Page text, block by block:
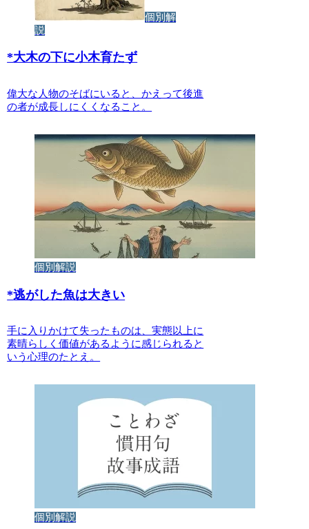
個別解
説
*大木の下に小木育たず
偉大な人物のそばにいると、かえって後進
の者が成長しにくくなること。
個別解説
*逃がした魚は大きい
手に入りかけて失ったものは、実態以上に
素晴らしく価値があるように感じられると
いう心理のたとえ。
個別解説